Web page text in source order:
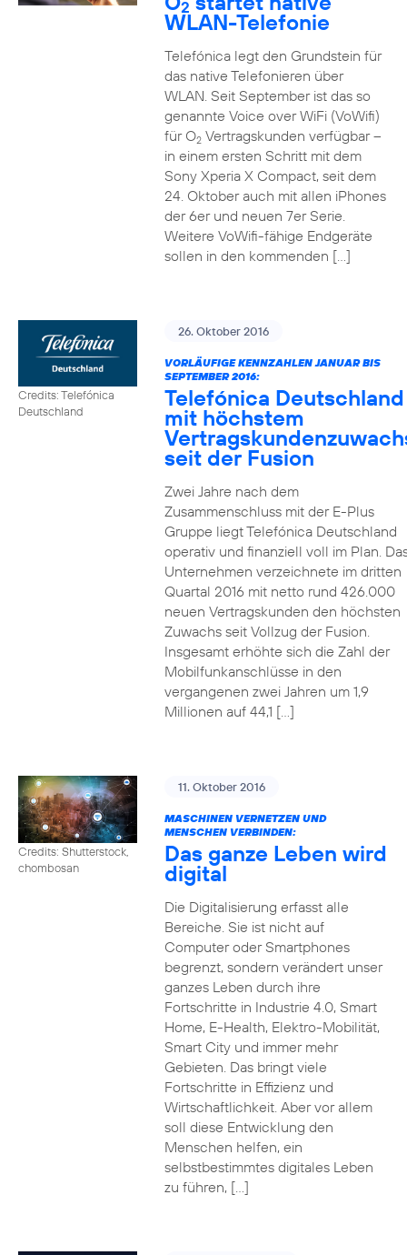
2
WLAN-Telefonie
Telefónica legt den Grundstein für
das native Telefonieren über
WLAN. Seit September ist das so
genannte Voice over WiFi (VoWifi)
für O2Vertragskunden verfügbar –
in einem ersten Schritt mit dem
Sony Xperia X Compact, seit dem
24. Oktober auch mit allen iPhones
der 6er und neuen 7er Serie.
Weitere VoWifi-fähige Endgeräte
sollen in den kommenden […]
Credits: Telefónica
Deutschland
26. Oktober 2016
VORLÄUFIGE KENNZAHLEN JANUAR BIS
SEPTEMBER 2016:
Telefónica Deutschland
mit höchstem
seit der Fusion
Zwei Jahre nach dem
Zusammenschluss mit der E-Plus
Gruppe liegt Telefónica Deutschland
operativ und finanziell voll im Plan.
Unternehmen verzeichnete im dritten
Quartal 2016 mit netto rund 426.000
neuen Vertragskunden den höchsten
Zuwachs seit Vollzug der Fusion.
Insgesamt erhöhte sich die Zahl der
Mobilfunkanschlüsse in den
vergangenen zwei Jahren um 1,9
Millionen auf 44,1 […]
Credits: Shutterstock,
chombosan
11. Oktober 2016
MASCHINEN VERNETZEN UND
MENSCHEN VERBINDEN:
Das ganze Leben wird
digital
Die Digitalisierung erfasst alle
Bereiche. Sie ist nicht auf
Computer oder Smartphones
begrenzt, sondern verändert unser
ganzes Leben durch ihre
Fortschritte in Industrie 4.0, Smart
Home, E-Health, Elektro-Mobilität,
Smart City und immer mehr
Gebieten. Das bringt viele
Fortschritte in Effizienz und
Wirtschaftlichkeit. Aber vor allem
soll diese Entwicklung den
Menschen helfen, ein
selbstbestimmtes digitales Leben
zu führen, […]